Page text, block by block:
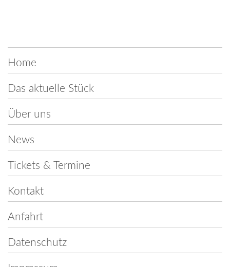
überspringen
Home
Das aktuelle Stück
Über uns
News
Tickets & Termine
Kontakt
Anfahrt
Datenschutz